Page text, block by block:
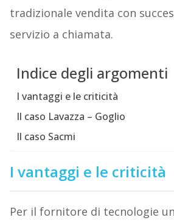
tradizionale vendita con
servizio a chiamata.
Indice degli argomenti
I vantaggi e le criticità
Il caso Lavazza – Goglio
Il caso Sacmi
I vantaggi e le criticità
Per il fornitore di tecnologie